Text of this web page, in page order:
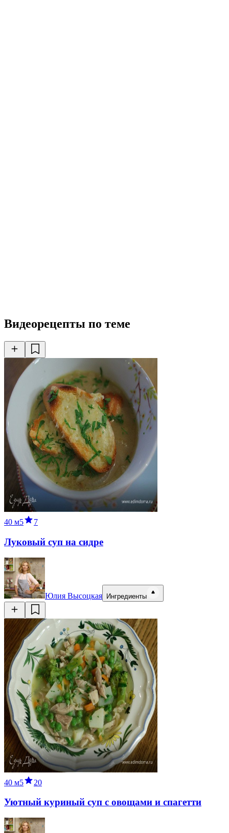
Видеорецепты по теме
40 м5 7
Луковый суп на сидре
Юлия Высоцкая Ингредиенты
40 м5 20
Уютный куриный суп с овощами и спагетти